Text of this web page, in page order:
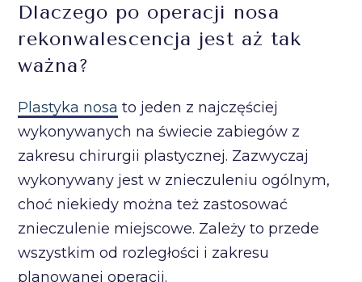
Dlaczego po operacji nosa
rekonwalescencja jest aż tak
ważna?
Plastyka nosa to jeden z najczęściej
wykonywanych na świecie zabiegów z
zakresu chirurgii plastycznej. Zazwyczaj
wykonywany jest w znieczuleniu ogólnym,
choć niekiedy można też zastosować
znieczulenie miejscowe. Zależy to przede
wszystkim od rozległości i zakresu
planowanej operacji.